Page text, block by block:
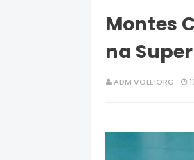
Montes
na
ADM VOLEIORG